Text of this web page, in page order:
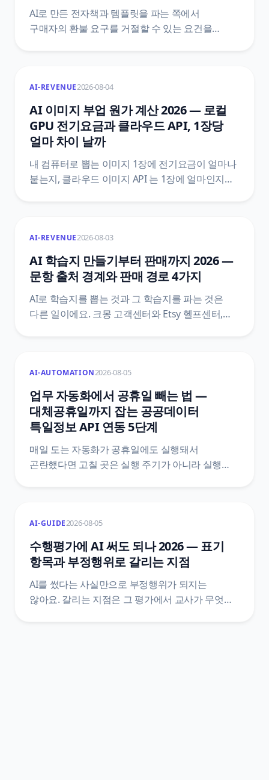
AI로 만든 전자책과 템플릿을 파는 쪽에서
구매자의 환불 요구를 거절할 수 있는 요건을
갖추는 2단이 어떻게 나뉘는지, 한 단만 빠져도 왜
거절이 성립하지 않는지까지 조문 번호와 함께
짚었어요.
AI-REVENUE2026-08-04
AI 이미지 부업 원가 계산 2026 — 로컬
GPU 전기요금과 클라우드 API, 1장당
얼마 차이 날까
내 컴퓨터로 뽑는 이미지 1장에 전기요금이 얼마나
붙는지, 클라우드 이미지 API 는 1장에 얼마인지를
1장당 원가와 손익이 뒤집히는 장수까지
계산했어요.
AI-REVENUE2026-08-03
AI 학습지 만들기부터 판매까지 2026 —
문항 출처 경계와 판매 경로 4가지
AI로 학습지를 뽑는 것과 그 학습지를 파는 것은
다른 일이에요. 크몽 고객센터와 Etsy 헬프센터,
AI-AUTOMATION2026-08-05
업무 자동화에서 공휴일 빼는 법 —
대체공휴일까지 잡는 공공데이터
특일정보 API 연동 5단계
매일 도는 자동화가 공휴일에도 실행돼서
곤란했다면 고칠 곳은 실행 주기가 아니라 실행
틀리는지, 공식 문서끼리 어긋나는 지점은
어디인지까지 원문을 근거로 정리했어요.
AI-GUIDE2026-08-05
수행평가에 AI 써도 되나 2026 — 표기
항목과 부정행위로 갈리는 지점
AI를 썼다는 사실만으로 부정행위가 되지는
않아요. 갈리는 지점은 그 평가에서 교사가 무엇을